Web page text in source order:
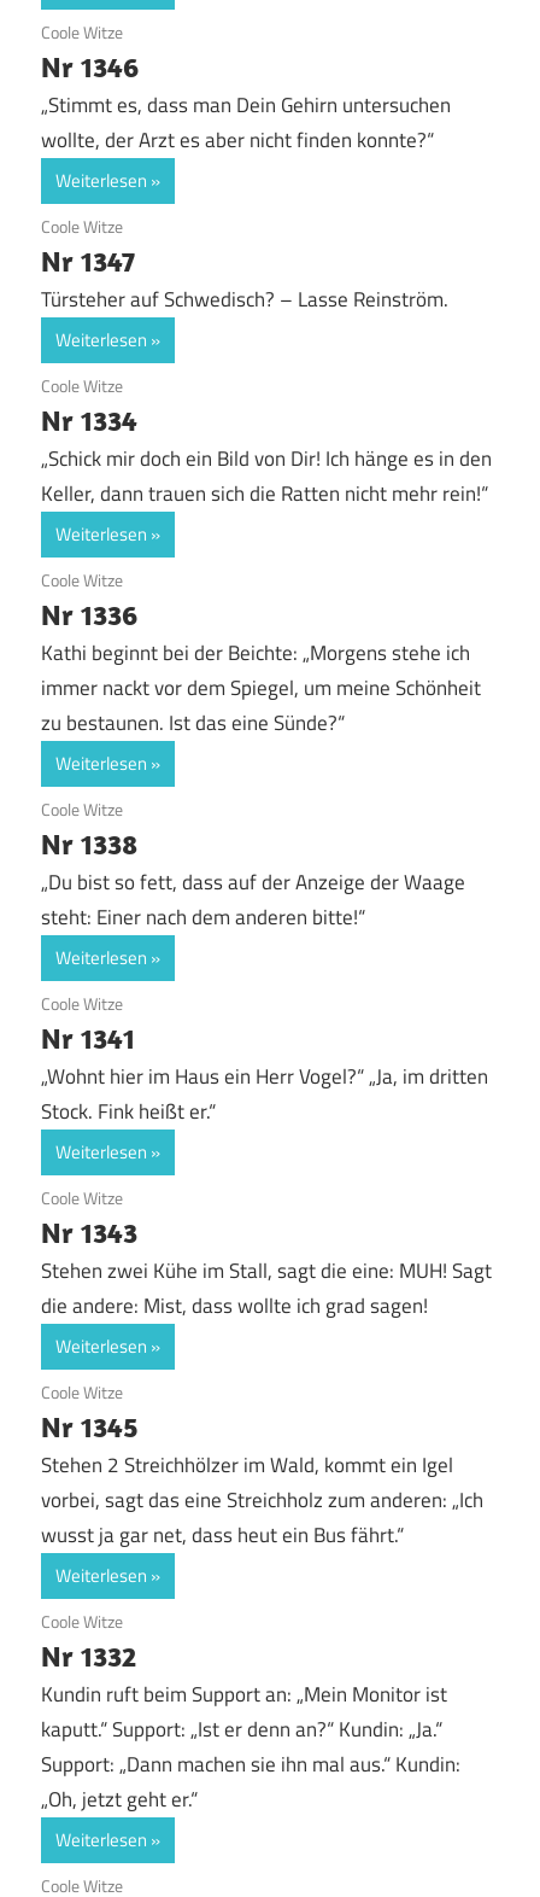
1. Juni 2020
Coole Witze
Nr 1346
„Stimmt es, dass man Dein Gehirn untersuchen
wollte, der Arzt es aber nicht finden konnte?“
Weiterlesen
1. Juni 2020
Coole Witze
Nr 1347
Türsteher auf Schwedisch? – Lasse Reinström.
Weiterlesen
1. Juni 2020
Coole Witze
Nr 1334
„Schick mir doch ein Bild von Dir! Ich hänge es in den
Keller, dann trauen sich die Ratten nicht mehr rein!“
Weiterlesen
1. Juni 2020
Coole Witze
Nr 1336
Kathi beginnt bei der Beichte: „Morgens stehe ich
immer nackt vor dem Spiegel, um meine Schönheit
zu bestaunen. Ist das eine Sünde?“
Weiterlesen
1. Juni 2020
Coole Witze
Nr 1338
„Du bist so fett, dass auf der Anzeige der Waage
steht: Einer nach dem anderen bitte!“
Weiterlesen
22. November 2019
Coole Witze
Nr 1341
„Wohnt hier im Haus ein Herr Vogel?“ „Ja, im dritten
Stock. Fink heißt er.“
Weiterlesen
22. November 2019
Coole Witze
Nr 1343
Stehen zwei Kühe im Stall, sagt die eine: MUH! Sagt
die andere: Mist, dass wollte ich grad sagen!
Weiterlesen
22. November 2019
Coole Witze
Nr 1345
Stehen 2 Streichhölzer im Wald, kommt ein Igel
vorbei, sagt das eine Streichholz zum anderen: „Ich
wusst ja gar net, dass heut ein Bus fährt.“
Weiterlesen
22. November 2019
Coole Witze
Nr 1332
Kundin ruft beim Support an: „Mein Monitor ist
kaputt.“ Support: „Ist er denn an?“ Kundin: „Ja.“
Support: „Dann machen sie ihn mal aus.“ Kundin:
„Oh, jetzt geht er.“
Weiterlesen
22. November 2019
Coole Witze